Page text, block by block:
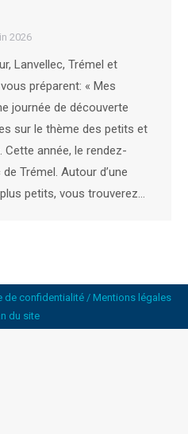
2026
Lanvellec, Trémel et
préparent: « Mes
journée de découverte
sur le thème des petits et
année, le rendez-
Trémel. Autour d’une
petits, vous trouverez…
de confidentialité/ Mentions légales
du site